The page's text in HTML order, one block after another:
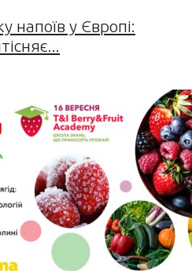
напоїв у Європі: